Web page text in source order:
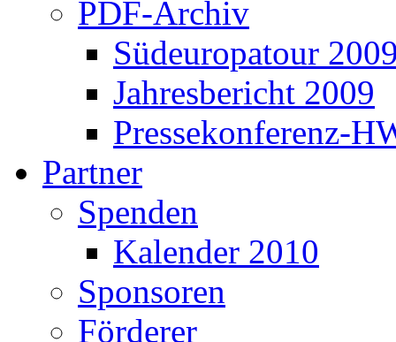
PDF-Archiv
Südeuropatour
Jahresbericht 2009
Pressekonferenz-
Partner
Spenden
Kalender 2010
Sponsoren
Förderer